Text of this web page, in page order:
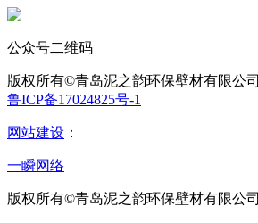
公众号二维码
版权所有©青岛泥之韵环保壁材有限公司
鲁ICP备17024825号-1
网站建设 ：
一瞬网络
版权所有©青岛泥之韵环保壁材有限公司